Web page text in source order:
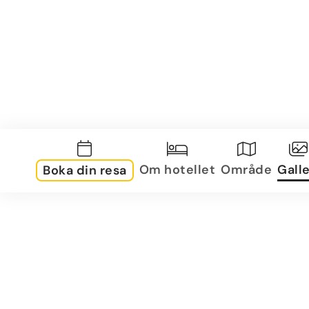
Boka din resa Om hotellet Område